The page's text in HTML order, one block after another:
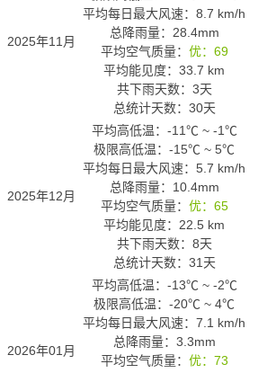
2025年11月
平均每日最大风速：8.7 km/h
总降雨量：28.4mm
平均空气质量： 优：69
平均能见度：33.7 km
共下雨天数：3天
总统计天数：30天
2025年12月
平均高低温： -11℃ ~ -1℃
极限高低温： -15℃ ~ 5℃
平均每日最大风速：5.7 km/h
总降雨量：10.4mm
平均空气质量： 优：65
平均能见度：22.5 km
共下雨天数：8天
总统计天数：31天
2026年01月
平均高低温： -13℃ ~ -2℃
极限高低温： -20℃ ~ 4℃
平均每日最大风速：7.1 km/h
总降雨量：3.3mm
平均空气质量： 优：73